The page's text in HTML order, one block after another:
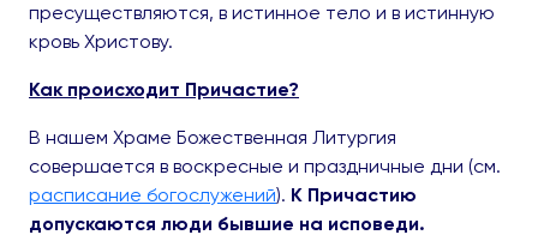
пресуществляются, в истинное тело и в истинную
кровь Христову.
Как происходит Причастие?
В нашем Храме Божественная Литургия
совершается в воскресные и праздничные дни (см.
расписание богослужений). К Причастию
допускаются люди бывшие на исповеди.